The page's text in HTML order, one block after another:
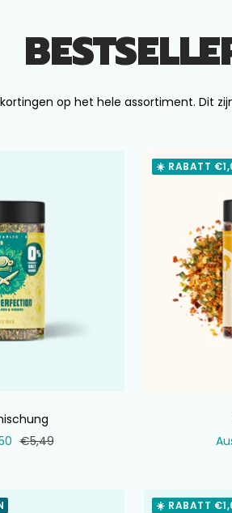
op het hele assortiment. Dit
Normaler
€5,49
☀️ RABATT
☀️ RABATT